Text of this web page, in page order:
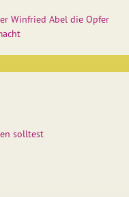
Winfried Abel die Opfer
solltest